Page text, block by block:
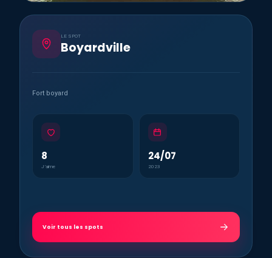
LE SPOT
Boyardville
Fort boyard
8
J’aime
24/07
2023
Voir tous les spots